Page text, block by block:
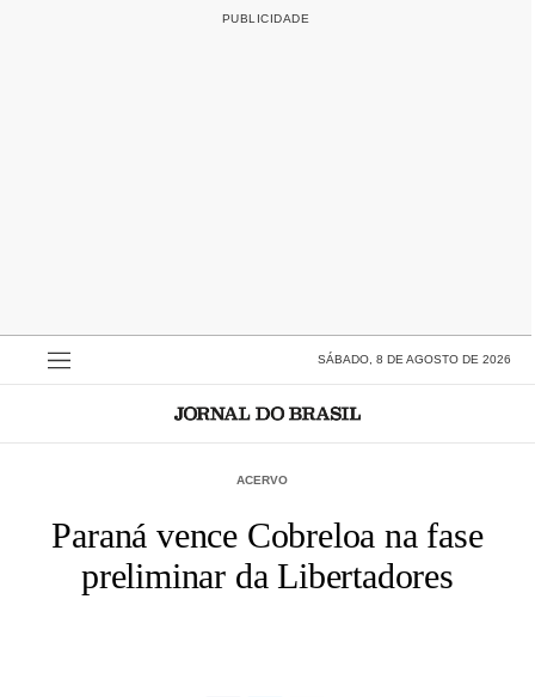
SÁBADO, 8 DE AGOSTO DE 2026
ACERVO
Paraná vence Cobreloa na fase
preliminar da Libertadores